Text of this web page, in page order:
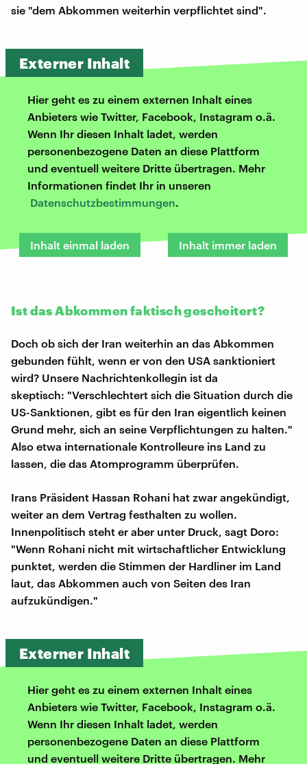
sie "dem Abkommen weiterhin verpflichtet sind".
Externer Inhalt
Hier geht es zu einem externen Inhalt eines
Anbieters wie Twitter, Facebook, Instagram o.ä.
Wenn Ihr diesen Inhalt ladet, werden
personenbezogene Daten an diese Plattform
und eventuell weitere Dritte übertragen. Mehr
Informationen findet Ihr in unseren
Datenschutzbestimmungen.
Inhalt einmal laden Inhalt immer laden
Ist das Abkommen faktisch gescheitert?
Doch ob sich der Iran weiterhin an das Abkommen
gebunden fühlt, wenn er von den USA sanktioniert
wird? Unsere Nachrichtenkollegin ist da
skeptisch: "Verschlechtert sich die Situation durch die
US-Sanktionen, gibt es für den Iran eigentlich keinen
Grund mehr, sich an seine Verpflichtungen zu halten."
Also etwa internationale Kontrolleure ins Land zu
lassen, die das Atomprogramm überprüfen.
Irans Präsident Hassan Rohani hat zwar angekündigt,
weiter an dem Vertrag festhalten zu wollen.
Innenpolitisch steht er aber unter Druck, sagt Doro:
"Wenn Rohani nicht mit wirtschaftlicher Entwicklung
punktet, werden die Stimmen der Hardliner im Land
laut, das Abkommen auch von Seiten des Iran
aufzukündigen."
Externer Inhalt
Hier geht es zu einem externen Inhalt eines
Anbieters wie Twitter, Facebook, Instagram o.ä.
Wenn Ihr diesen Inhalt ladet, werden
personenbezogene Daten an diese Plattform
und eventuell weitere Dritte übertragen. Mehr